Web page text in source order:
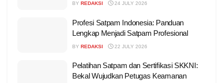
BY REDAKSI 24 JULY 2026
Profesi Satpam Indonesia: Panduan
Lengkap Menjadi Satpam Profesional
BY REDAKSI 22 JULY 2026
Pelatihan Satpam dan Sertifikasi SKKNI:
Bekal Wujudkan Petugas Keamanan